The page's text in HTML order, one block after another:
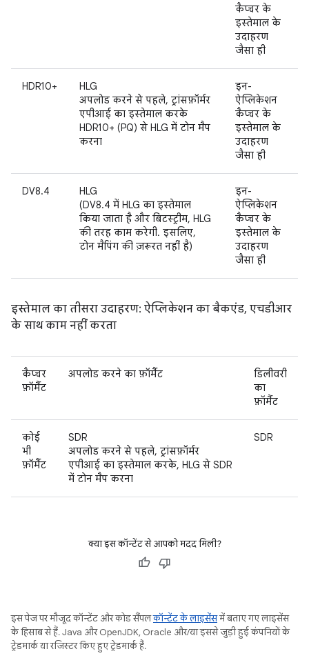
कैप्चर के
इस्तेमाल के
उदाहरण
जैसा ही
HDR10+
HLG
अपलोड करने से पहले, ट्रांसफ़ॉर्मर
एपीआई का इस्तेमाल करके
HDR10+ (PQ) से HLG में टोन मैप
करना
इन-
ऐप्लिकेशन
कैप्चर के
इस्तेमाल के
उदाहरण
जैसा ही
DV8.4
HLG
(DV8.4 में HLG का इस्तेमाल
किया जाता है और बिटस्ट्रीम, HLG
की तरह काम करेगी. इसलिए,
टोन मैपिंग की ज़रूरत नहीं है)
इन-
ऐप्लिकेशन
कैप्चर के
इस्तेमाल के
उदाहरण
जैसा ही
इस्तेमाल का तीसरा उदाहरण: ऐप्लिकेशन का बैकएंड, एचडीआर
के साथ काम नहीं करता
कैप्चर
फ़ॉर्मैट
अपलोड करने का फ़ॉर्मैट
डिलीवरी
का
फ़ॉर्मैट
कोई
भी
फ़ॉर्मैट
SDR
अपलोड करने से पहले, ट्रांसफ़ॉर्मर
एपीआई का इस्तेमाल करके, HLG से SDR
में टोन मैप करना
SDR
क्या इस कॉन्टेंट से आपको मदद मिली?
इस पेज पर मौजूद कॉन्टेंट और कोड सैंपलकॉन्टेंट के लाइसेंसमें बताए गए लाइसेंस
के हिसाब से हैं. Java और OpenJDK, Oracle और/या इससे जुड़ी हुई कंपनियों के
ट्रेडमार्क या रजिस्टर किए हुए ट्रेडमार्क हैं.